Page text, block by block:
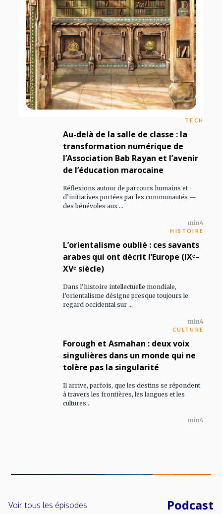
TECH
Au-delà de la salle de classe : la
transformation numérique de
l’Association Bab Rayan et l’avenir
de l’éducation marocaine
Réflexions autour de parcours humains et
d’initiatives portées par les communautés —
des bénévoles aux ...
4
min
HISTOIRE
L’orientalisme oublié : ces savants
arabes qui ont décrit l’Europe (IXᵉ–
XVᵉ siècle)
Dans l’histoire intellectuelle mondiale,
l’orientalisme désigne presque toujours le
regard occidental sur ...
4
min
CULTURE
Forough et Asmahan : deux voix
singulières dans un monde qui ne
tolère pas la singularité
Il arrive, parfois, que les destins se répondent
à travers les frontières, les langues et les
cultures...
4
min
Podcast
Voir tous les épisodes